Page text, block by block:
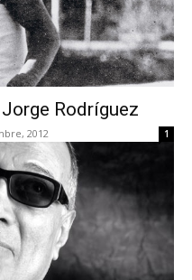
Rodríguez
2012 1